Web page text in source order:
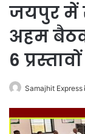
जयपुर में
अहम
6
Samajhit Express